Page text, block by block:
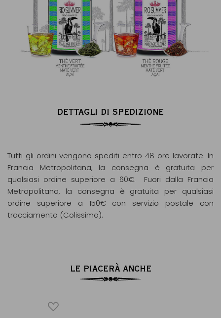
DETTAGLI DI SPEDIZIONE
Tutti gli ordini vengono spediti entro 48 ore lavorate. In
Francia Metropolitana, la consegna è gratuita per
qualsiasi ordine superiore a 60€. Fuori dalla Francia
Metropolitana, la consegna è gratuita per qualsiasi
ordine superiore a 150€ con servizio postale con
tracciamento (Colissimo).
LE PIACERÀ ANCHE